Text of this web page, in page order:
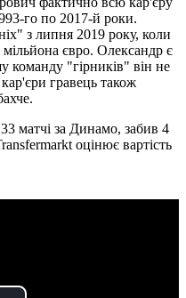
го по 2017-й роки.
з липня 2019 року, коли
мільйона євро. Олександр є
команду "гірників" він не
гравець також
матчі за Динамо, забив 4
оцінює вартість